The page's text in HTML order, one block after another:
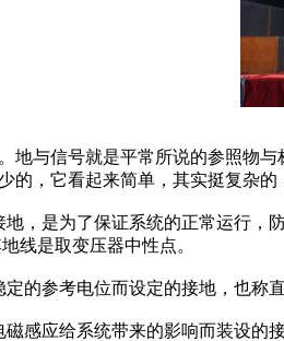
地与信号就是平常所说的参照物
的，它看起来简单，其实挺复杂
，是为了保证系统的正常运行，
线是取变压器中性点。
的参考电位而设定的接地，也称直
感应给系统带来的影响而装设的